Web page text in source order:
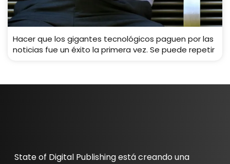
Hacer que los gigantes tecnológicos paguen por las
noticias fue un éxito la primera vez. Se puede repetir
State of Digital Publishing está creando una